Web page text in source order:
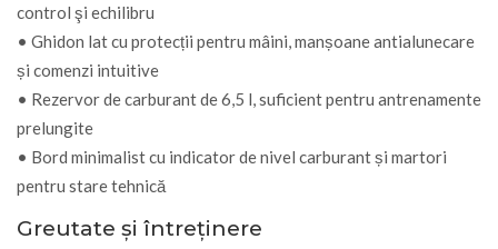
control şi echilibru
• Ghidon lat cu protecții pentru mâini, manșoane antialunecare
și comenzi intuitive
• Rezervor de carburant de 6,5 l, suficient pentru antrenamente
prelungite
• Bord minimalist cu indicator de nivel carburant și martori
pentru stare tehnică
Greutate și întreținere